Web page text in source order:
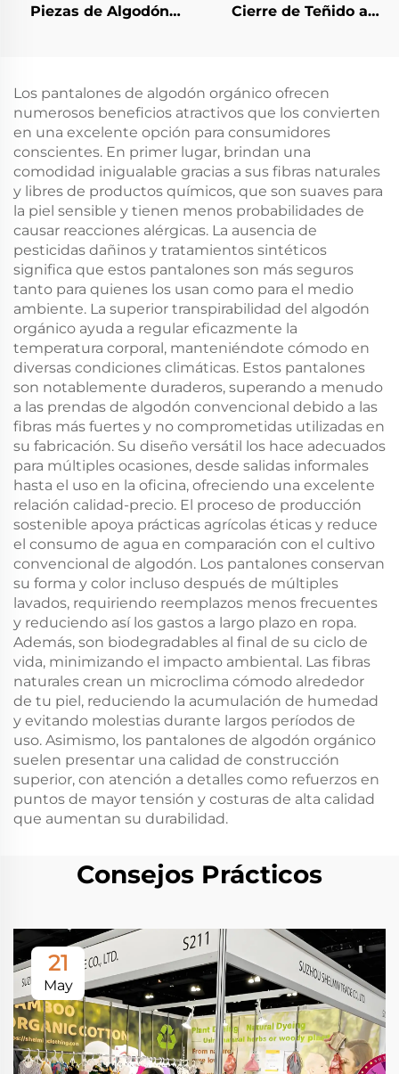
Piezas de Algodón
Cierre de Teñido a
Los pantalones de algodón orgánico ofrecen
numerosos beneficios atractivos que los convierten
en una excelente opción para consumidores
conscientes. En primer lugar, brindan una
comodidad inigualable gracias a sus fibras naturales
y libres de productos químicos, que son suaves para
la piel sensible y tienen menos probabilidades de
causar reacciones alérgicas. La ausencia de
pesticidas dañinos y tratamientos sintéticos
significa que estos pantalones son más seguros
tanto para quienes los usan como para el medio
ambiente. La superior transpirabilidad del algodón
orgánico ayuda a regular eficazmente la
temperatura corporal, manteniéndote cómodo en
diversas condiciones climáticas. Estos pantalones
son notablemente duraderos, superando a menudo
a las prendas de algodón convencional debido a las
fibras más fuertes y no comprometidas utilizadas en
su fabricación. Su diseño versátil los hace adecuados
para múltiples ocasiones, desde salidas informales
hasta el uso en la oficina, ofreciendo una excelente
relación calidad-precio. El proceso de producción
sostenible apoya prácticas agrícolas éticas y reduce
el consumo de agua en comparación con el cultivo
convencional de algodón. Los pantalones conservan
su forma y color incluso después de múltiples
lavados, requiriendo reemplazos menos frecuentes
y reduciendo así los gastos a largo plazo en ropa.
Además, son biodegradables al final de su ciclo de
vida, minimizando el impacto ambiental. Las fibras
naturales crean un microclima cómodo alrededor
de tu piel, reduciendo la acumulación de humedad
y evitando molestias durante largos períodos de
uso. Asimismo, los pantalones de algodón orgánico
suelen presentar una calidad de construcción
superior, con atención a detalles como refuerzos en
puntos de mayor tensión y costuras de alta calidad
que aumentan su durabilidad.
Consejos Prácticos
21
May